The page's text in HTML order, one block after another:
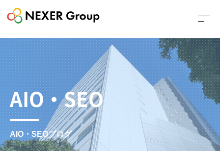
AIO・SEO
AIO・SEOブログ